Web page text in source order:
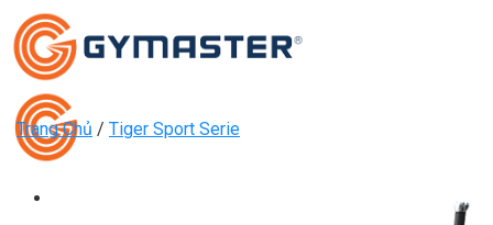
Trang Chủ / Tiger Sport Serie